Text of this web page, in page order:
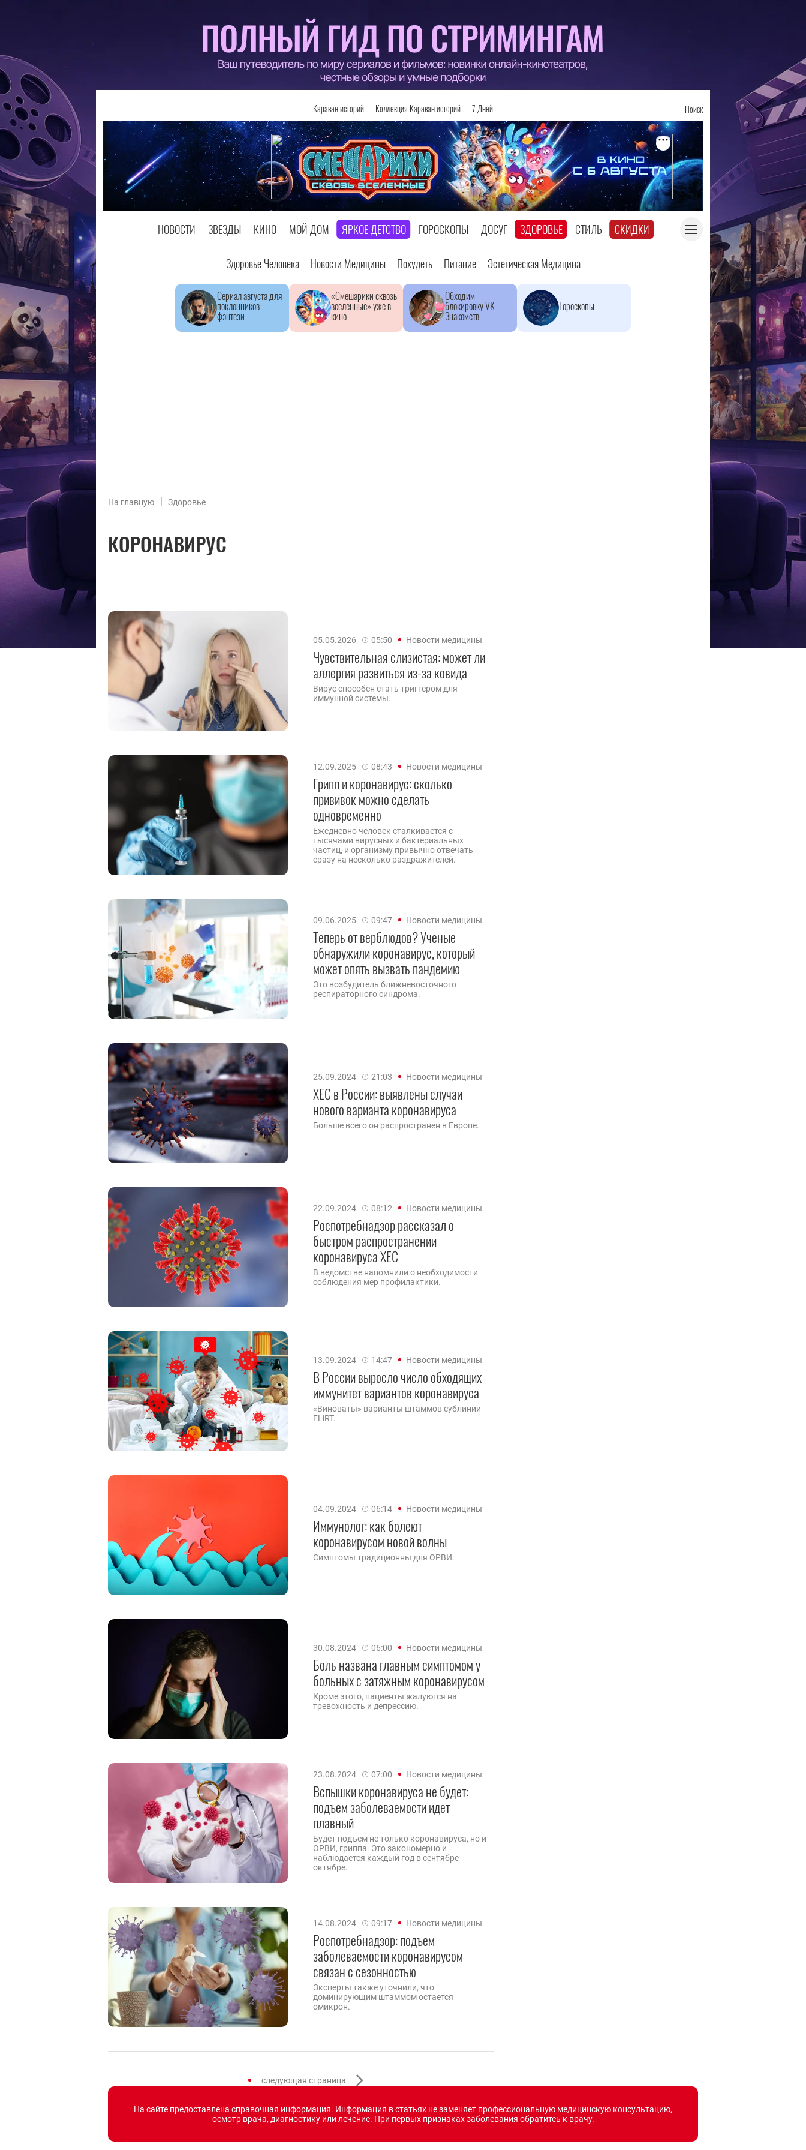
Караван историй Коллекция Караван историй 7 Дней Поиск
НОВОСТИ ЗВЕЗДЫ КИНО МОЙ ДОМ ЯРКОЕ ДЕТСТВО ГОРОСКОПЫ ДОСУГ ЗДОРОВЬЕ СТИЛЬ СКИДКИ
Здоровье Человека Новости Медицины Похудеть Питание Эстетическая Медицина
Сериал августа для
поклонников
фэнтези
«Смешарики сквозь
вселенные» уже в
кино
Обходим
блокировку VK
Знакомств
Гороскопы
На главную | Здоровье
КОРОНАВИРУС
05.05.2026 05:50 Новости медицины
Чувствительная слизистая: может ли
аллергия развиться из-за ковида
Вирус способен стать триггером для
иммунной системы.
12.09.2025 08:43 Новости медицины
Грипп и коронавирус: сколько
прививок можно сделать
одновременно
Ежедневно человек сталкивается с
тысячами вирусных и бактериальных
частиц, и организму привычно отвечать
сразу на несколько раздражителей.
09.06.2025 09:47 Новости медицины
Теперь от верблюдов? Ученые
обнаружили коронавирус, который
может опять вызвать пандемию
Это возбудитель ближневосточного
респираторного синдрома.
25.09.2024 21:03 Новости медицины
XEC в России: выявлены случаи
нового варианта коронавируса
Больше всего он распространен в Европе.
22.09.2024 08:12 Новости медицины
Роспотребнадзор рассказал о
быстром распространении
коронавируса ХЕС
В ведомстве напомнили о необходимости
соблюдения мер профилактики.
13.09.2024 14:47 Новости медицины
В России выросло число обходящих
иммунитет вариантов коронавируса
«Виноваты» варианты штаммов сублинии
FLiRT.
04.09.2024 06:14 Новости медицины
Иммунолог: как болеют
коронавирусом новой волны
Симптомы традиционны для ОРВИ.
30.08.2024 06:00 Новости медицины
Боль названа главным симптомом у
больных с затяжным коронавирусом
Кроме этого, пациенты жалуются на
тревожность и депрессию.
23.08.2024 07:00 Новости медицины
Вспышки коронавируса не будет:
подъем заболеваемости идет
плавный
Будет подъем не только коронавируса, но и
ОРВИ, гриппа. Это закономерно и
наблюдается каждый год в сентябре-
октябре.
14.08.2024 09:17 Новости медицины
Роспотребнадзор: подъем
заболеваемости коронавирусом
связан с сезонностью
Эксперты также уточнили, что
доминирующим штаммом остается
омикрон.
следующая страница
На сайте предоставлена справочная информация. Информация в статьях не заменяет профессиональную медицинскую консультацию,
осмотр врача, диагностику или лечение. При первых признаках заболевания обратитеь к врачу.